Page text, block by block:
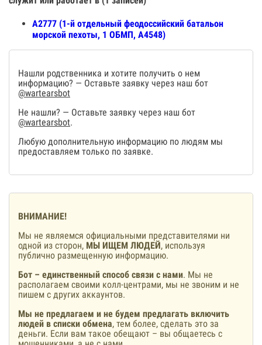
А2777 (1-й отдельный феодоссийский батальон
морской пехоты, 1 ОБМП, А4548)
Нашли родственника и хотите получить о нем
информацию? — Оставьте заявку через наш бот
@wartearsbot
Не нашли? — Оставьте заявку через наш бот
@wartearsbot.
Любую дополнительную информацию по людям мы
предоставляем только по заявке.
ВНИМАНИЕ!
Мы не являемся официальными представителями ни
одной из сторон, МЫ ИЩЕМ ЛЮДЕЙ, используя
публично размещенную информацию.
Бот – единственный способ связи с нами. Мы не
располагаем своими колл-центрами, мы не звоним и не
пишем с других аккаунтов.
Мы не предлагаем и не будем предлагать включить
людей в списки обмена, тем более, сделать это за
деньги. Если вам такое обещают – вы общаетесь с